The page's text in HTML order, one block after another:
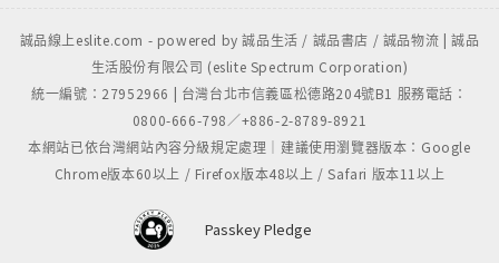
誠品線上eslite.com - powered by 誠品生活 / 誠品書店 / 誠品物流 | 誠品
生活股份有限公司 (eslite Spectrum Corporation)
統一編號：27952966 | 台灣台北市信義區松德路204號B1 服務電話：
0800-666-798／+886-2-8789-8921
本網站已依台灣網站內容分級規定處理｜建議使用瀏覽器版本：Google
Chrome版本60以上 / Firefox版本48以上 / Safari 版本11以上
Passkey Pledge